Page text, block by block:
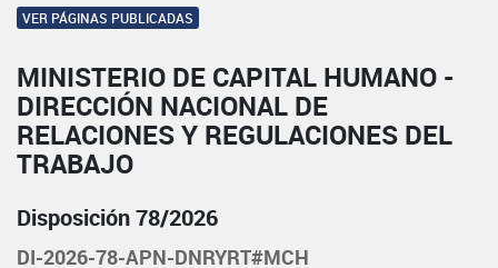
VER PÁGINAS PUBLICADAS
MINISTERIO DE CAPITAL HUMANO -
DIRECCIÓN NACIONAL DE
RELACIONES Y REGULACIONES DEL
TRABAJO
Disposición 78/2026
DI-2026-78-APN-DNRYRT#MCH